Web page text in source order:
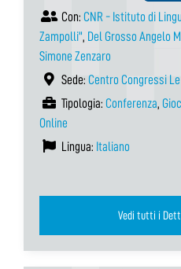
Con: CNR - Istituto di
Zampolli", Del Grosso Angelo
Simone Zenzaro
Sede: Centro Congressi
Tipologia: Conferenza,
Online
Lingua: Italiano